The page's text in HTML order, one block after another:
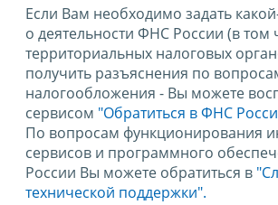
Если Вам необходимо задать
о деятельности ФНС России (в том
территориальных налоговых
получить разъяснения по
налогообложения - Вы можете
сервисом "Обратиться в ФНС
По вопросам функционирования
сервисов и программного
России Вы можете обратиться в
технической поддержки".